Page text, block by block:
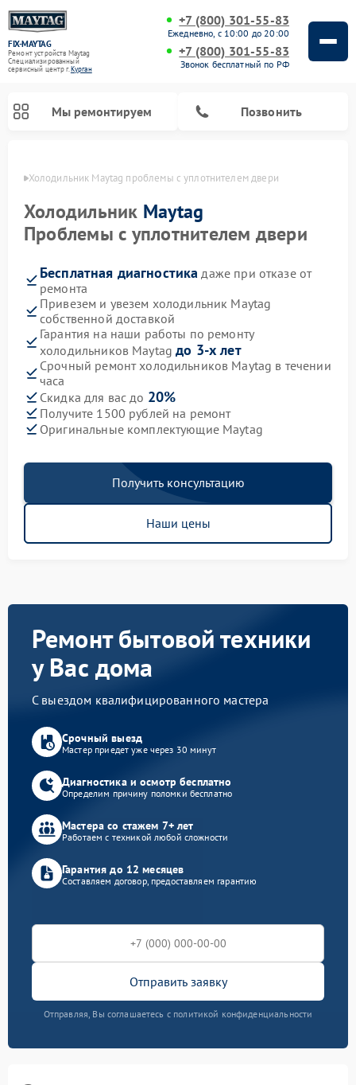
FIX-MAYTAG
Ремонт устройств Maytag
Специализированный
cервисный центр г.Курган
+7 (800) 301-55-83
Ежедневно, с 10:00 до 20:00
+7 (800) 301-55-83
Звонок бесплатный по РФ
Мы ремонтируем Позвонить
Холодильник Maytag проблемы с уплотнителем двери
Холодильник Maytag
Проблемы с уплотнителем двери
Бесплатная диагностика даже при отказе от
ремонта
Привезем и увезем холодильник Maytag
собственной доставкой
Гарантия на наши работы по ремонту
холодильников Maytagдо 3-х лет
Срочный ремонт холодильников Maytag в течении
часа
Скидка для вас до 20%
Получите 1500 рублей на ремонт
Оригинальные комплектующие Maytag
Получить консультацию
Наши цены
Ремонт бытовой техники
у Вас дома
С выездом квалифицированного мастера
Срочный выезд
Мастер приедет уже через 30 минут
Диагностика и осмотр бесплатно
Определим причину поломки бесплатно
Мастера со стажем 7+ лет
Работаем с техникой любой сложности
Гарантия до 12 месяцев
Составляем договор, предоставляем гарантию
Отправить заявку
Отправляя, Вы соглашаетесь с политикой конфиденциальности